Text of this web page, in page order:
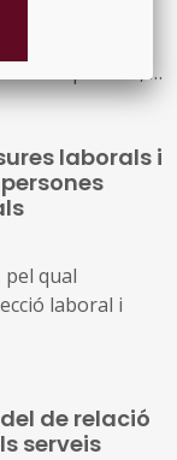
per la qual es
a la concessió
competitiva, a
(ref. BDNS
laborals i
pel qual
laboral i
de relació
serveis